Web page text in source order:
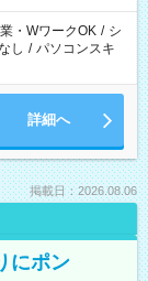
・WワークOK / シ
し / パソコンスキ
詳細へ
掲載日：2026.08.06
にポン